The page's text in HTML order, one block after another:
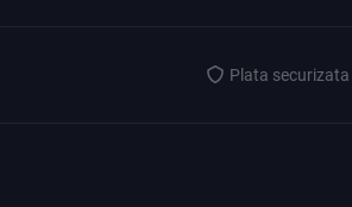
Plata securizata